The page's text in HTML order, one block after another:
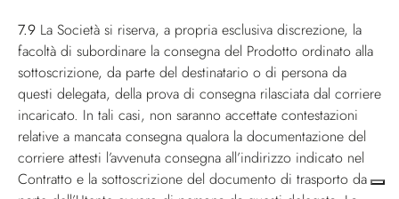
7.9 La Società si riserva, a propria esclusiva discrezione, la
facoltà di subordinare la consegna del Prodotto ordinato alla
sottoscrizione, da parte del destinatario o di persona da
questi delegata, della prova di consegna rilasciata dal corriere
incaricato. In tali casi, non saranno accettate contestazioni
relative a mancata consegna qualora la documentazione del
corriere attesti l’avvenuta consegna all’indirizzo indicato nel
Contratto e la sottoscrizione del documento di trasporto da